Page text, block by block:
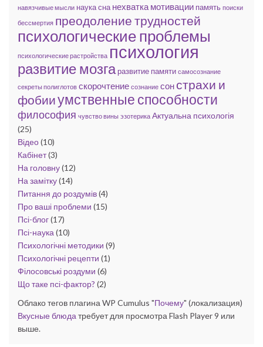
навязчивые мысли наука сна нехватка мотивации память поиски
бессмертия преодоление трудностей
психологические проблемы
психологические растройства психология
развитие мозга развитие памяти самосознание
секреты полиглотов скорочтение сознание сон страхи и
фобииумственные способности
философия чувство вины эзотерика Актуальна психологія
(25)
Відео(10)
Кабінет(3)
На головну(12)
На замітку(14)
Питання до роздумів(4)
Про ваші проблеми (15)
Псі-блог(17)
Псі-наука (10)
Психологічні методики (9)
Психологічні рецепти (1)
Філосовські роздуми (6)
Що таке псі-фактор? (2)
Облако тегов плагина WP Cumulus "Почему" (локализация)
Вкусные блюда требует для просмотра Flash Player 9 или
выше.